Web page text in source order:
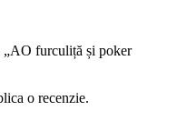
„AO furculiță și poker
o recenzie.